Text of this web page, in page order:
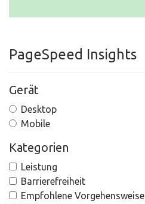
PageSpeed Insights
Gerät
Desktop
Mobile
Kategorien
Leistung
Barrierefreiheit
Empfohlene Vorgehensweise